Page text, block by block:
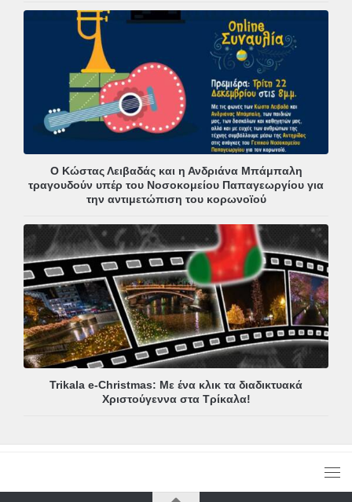
Ο Κώστας Λειβαδάς και η Ανδριάνα Μπάμπαλη
τραγουδούν υπέρ του Νοσοκομείου Παπαγεωργίου για
την αντιμετώπιση του κορωνοϊού
Trikala e-Christmas: Με ένα κλικ τα διαδικτυακά
Χριστούγεννα στα Τρίκαλα!